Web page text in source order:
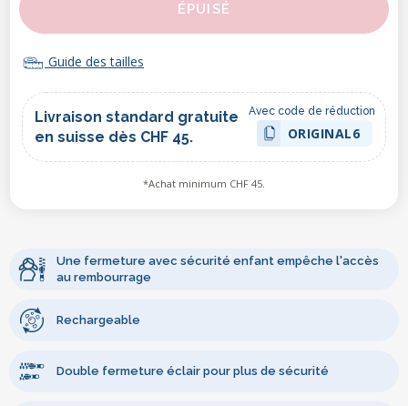
ÉPUISÉ
Guide des tailles
Livraison standard gratuite
en suisse dès CHF 45.
Avec code de réduction
ORIGINAL6
*Achat minimum CHF 45.
Une fermeture avec sécurité enfant empêche l'accès
au rembourrage
Rechargeable
Double fermeture éclair pour plus de sécurité